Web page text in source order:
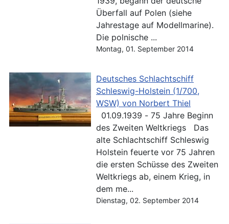
Überfall auf Polen (siehe
Jahrestage auf Modellmarine).
Die polnische ...
Montag, 01. September 2014
Deutsches Schlachtschiff
Schleswig-Holstein (1/700,
WSW) von Norbert Thiel
des Zweiten Weltkriegs Das
alte Schlachtschiff Schleswig
Holstein feuerte vor 75 Jahren
die ersten Schüsse des Zweiten
Weltkriegs ab, einem Krieg, in
dem me...
Dienstag, 02. September 2014